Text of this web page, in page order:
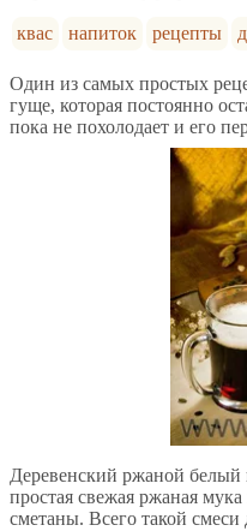
квас напиток рецепты
Один из самых простых
гуще, которая постоянно
пока не похолодает и его
Деревенский ржаной белый
простая свежая ржаная
сметаны. Всего такой